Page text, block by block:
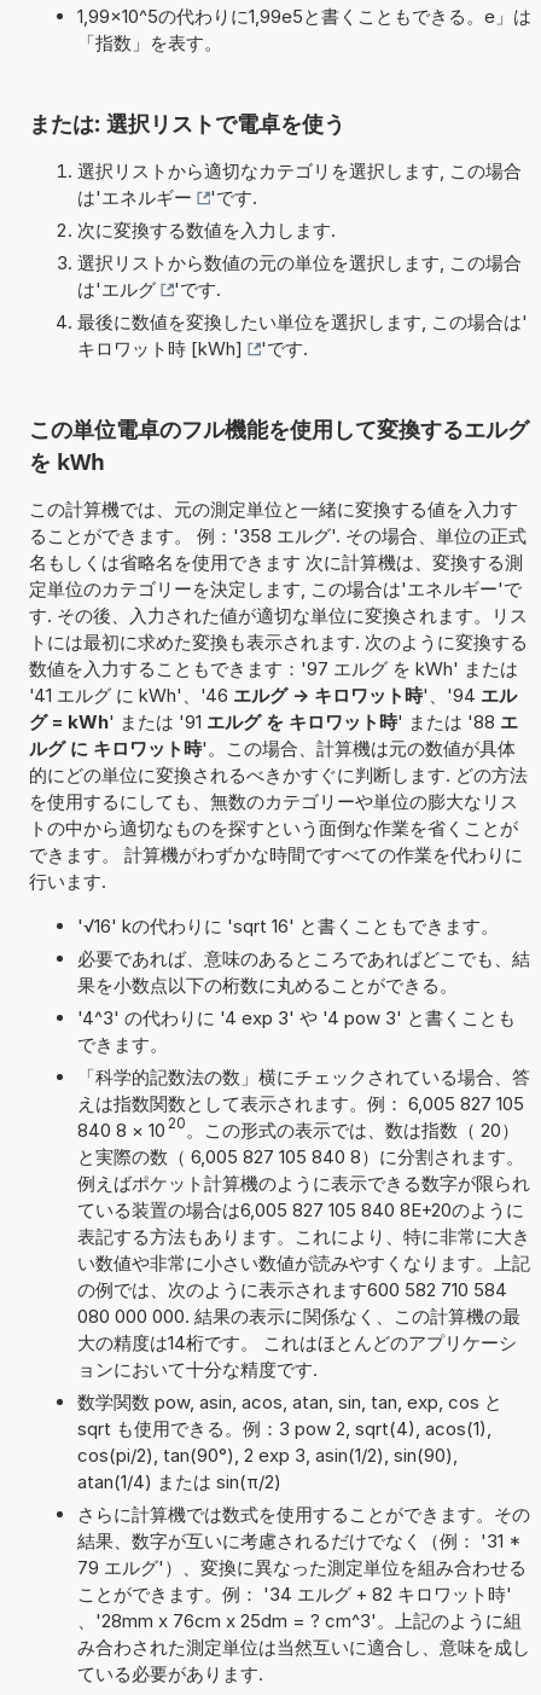
1,99×10^5の代わりに1,99e5と書くこともできる。e」は
「指数」を表す。
または: 選択リストで電卓を使う
選択リストから適切なカテゴリを選択します, この場合
は'エネルギー
'です.
次に変換する数値を入力します.
選択リストから数値の元の単位を選択します, この場合
は'エルグ
'です.
最後に数値を変換したい単位を選択します, この場合は'
キロワット時 [kWh]
'です.
この単位電卓のフル機能を使用して変換するエルグ
を kWh
この計算機では、元の測定単位と一緒に変換する値を入力す
ることができます。 例：'358 エルグ'. その場合、単位の正式
名もしくは省略名を使用できます 次に計算機は、変換する測
定単位のカテゴリーを決定します, この場合は'エネルギー'で
す. その後、入力された値が適切な単位に変換されます。リス
トには最初に求めた変換も表示されます. 次のように変換する
数値を入力することもできます：'97 エルグ を kWh' または
'41 エルグ に kWh'、'46 エルグ -> キロワット時'、'94 エル
グ = kWh' または '91 エルグ を キロワット時' または '88 エ
ルグ に キロワット時'。この場合、計算機は元の数値が具体
的にどの単位に変換されるべきかすぐに判断します. どの方法
を使用するにしても、無数のカテゴリーや単位の膨大なリス
トの中から適切なものを探すという面倒な作業を省くことが
できます。 計算機がわずかな時間ですべての作業を代わりに
行います.
'√16' kの代わりに 'sqrt 16' と書くこともできます。
必要であれば、意味のあるところであればどこでも、結
果を小数点以下の桁数に丸めることができる。
'4^3' の代わりに '4 exp 3' や '4 pow 3' と書くことも
できます。
「科学的記数法の数」横にチェックされている場合、答
えは指数関数として表示されます。例： 6,005 827 105
840 8 × 10 20 。この形式の表示では、数は指数（ 20）
と実際の数（ 6,005 827 105 840 8）に分割されます。
例えばポケット計算機のように表示できる数字が限られ
ている装置の場合は6,005 827 105 840 8E+20のように
表記する方法もあります。これにより、特に非常に大き
い数値や非常に小さい数値が読みやすくなります。上記
の例では、次のように表示されます600 582 710 584
080 000 000. 結果の表示に関係なく、この計算機の最
大の精度は14桁です。 これはほとんどのアプリケーシ
ョンにおいて十分な精度です.
数学関数 pow, asin, acos, atan, sin, tan, exp, cos と
sqrt も使用できる。例：3 pow 2, sqrt(4), acos(1),
cos(pi/2), tan(90°), 2 exp 3, asin(1/2), sin(90),
atan(1/4) または sin(π/2)
さらに計算機では数式を使用することができます。その
結果、数字が互いに考慮されるだけでなく（例： '31 *
79 エルグ'）、変換に異なった測定単位を組み合わせる
ことができます。例： '34 エルグ + 82 キロワット時'
、'28mm x 76cm x 25dm = ? cm^3'。上記のように組
み合わされた測定単位は当然互いに適合し、意味を成し
ている必要があります.